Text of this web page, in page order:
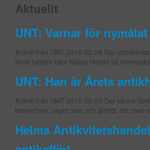
Aktuellt
UNT: Varnar för nymålat
Artikel från UNT 2016-02-28 När
förra helgen blev Niklas Helms så
UNT: Han är Årets
Artikel från UNT 2016-02-23 Det känns
branschen, säger han och jämför det med
Helms